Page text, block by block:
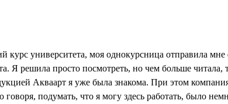
курс университета, моя однокурсница отправила
Я решила просто посмотреть, но чем больше читала,
Акваарт я уже была знакома. При этом
подумать, что я могу здесь работать, было